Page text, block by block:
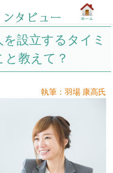
設立するタイミ
と教えて？
執筆：羽場 康高氏